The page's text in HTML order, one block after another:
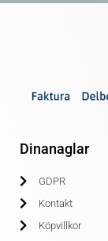
Dinanaglar
GDPR
Kontakt
Köpvillkor